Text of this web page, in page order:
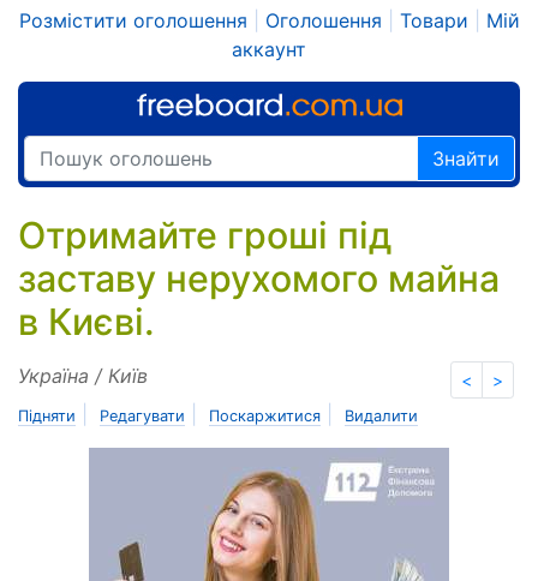
Розмістити оголошення Оголошення Товари
Мій
аккаунт
Знайти
Отримайте гроші під
заставу нерухомого майна
в Києві.
< >
Україна / Київ
Підняти Редагувати Поскаржитися Видалити